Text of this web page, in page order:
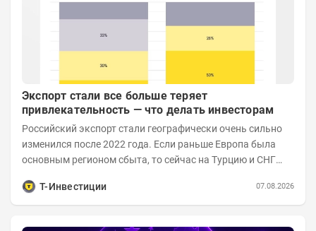
Экспорт стали все больше теряет
привлекательность — что делать инвесторам
Российский экспорт стали географически очень сильно
изменился после 2022 года. Если раньше Европа была
основным регионом сбыта, то сейчас на Турцию и СНГ
Т-Инвестиции
07.08.2026